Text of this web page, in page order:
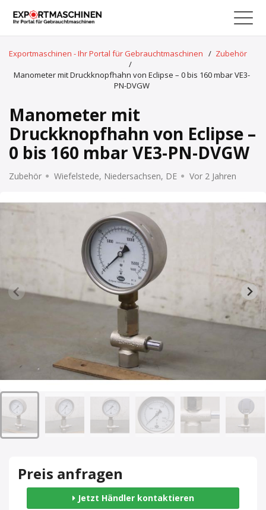
Exportmaschinen - Ihr Portal für Gebrauchtmaschinen / Zubehör
/
Manometer mit Druckknopfhahn von Eclipse – 0 bis 160 mbar VE3-
PN-DVGW
Manometer mit
Druckknopfhahn von Eclipse –
0 bis 160 mbar VE3-PN-DVGW
Zubehör Wiefelstede, Niedersachsen, DE Vor 2 Jahren
Preis anfragen
Jetzt Händler kontaktieren